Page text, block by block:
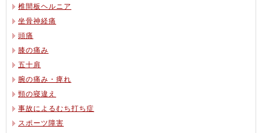
椎間板ヘルニア
坐骨神経痛
頭痛
膝の痛み
五十肩
腕の痛み・痺れ
頸の寝違え
事故によるむち打ち症
スポーツ障害